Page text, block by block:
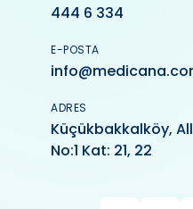
444 6 334
E-POSTA
ADRES
Küçükbakkalköy,
No:1 Kat: 21, 22